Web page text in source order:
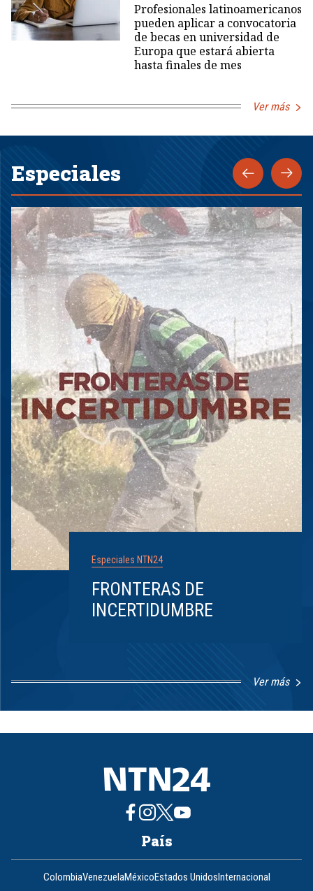
Profesionales latinoamericanos
pueden aplicar a convocatoria
de becas en universidad de
Europa que estará abierta
hasta finales de mes
Ver más
Especiales
Especiales NTN24
FRONTERAS DE
INCERTIDUMBRE
Ver más
8
País
ColombiaVenezuelaMéxicoEstados UnidosInternacional